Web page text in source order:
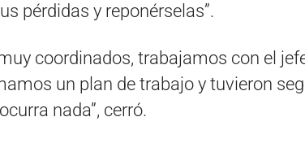
pérdidas y reponérselas”.
coordinados, trabajamos con el
un plan de trabajo y tuvieron
nada”, cerró.